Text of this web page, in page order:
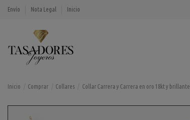
Envío Nota Legal Inicio
Inicio Comprar Collares Collar Carrera y Carrera en oro 18kt y brillante